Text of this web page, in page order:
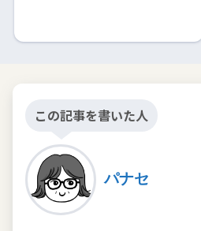
この記事を書いた人
パナセ